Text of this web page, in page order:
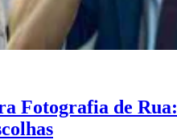
Fotografia de Rua: